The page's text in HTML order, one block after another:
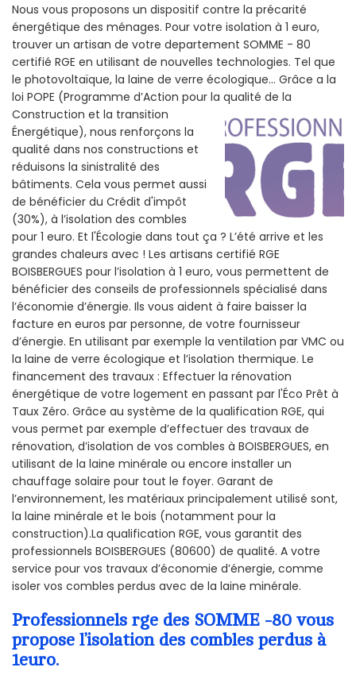
Nous vous proposons un dispositif contre la précarité
énergétique des ménages. Pour votre isolation à 1 euro,
trouver un artisan de votre departement SOMME - 80
certifié RGE en utilisant de nouvelles technologies. Tel que
le photovoltaïque, la laine de verre écologique... Grâce a la
loi POPE (Programme d’Action pour la qualité de la
Construction et la transition
Énergétique), nous renforçons la
qualité dans nos constructions et
réduisons la sinistralité des
bâtiments. Cela vous permet aussi
de bénéficier du Crédit d'impôt
(30%), à l’isolation des combles
pour 1 euro. Et l'Écologie dans tout ça ? L’été arrive et les
grandes chaleurs avec ! Les artisans certifié RGE
BOISBERGUES pour l’isolation à 1 euro, vous permettent de
bénéficier des conseils de professionnels spécialisé dans
l’économie d’énergie. Ils vous aident à faire baisser la
facture en euros par personne, de votre fournisseur
d’énergie. En utilisant par exemple la ventilation par VMC ou
la laine de verre écologique et l’isolation thermique. Le
financement des travaux : Effectuer la rénovation
énergétique de votre logement en passant par l'Éco Prêt à
Taux Zéro. Grâce au système de la qualification RGE, qui
vous permet par exemple d’effectuer des travaux de
rénovation, d’isolation de vos combles à BOISBERGUES, en
utilisant de la laine minérale ou encore installer un
chauffage solaire pour tout le foyer. Garant de
l’environnement, les matériaux principalement utilisé sont,
la laine minérale et le bois (notamment pour la
construction).La qualification RGE, vous garantit des
professionnels BOISBERGUES (80600) de qualité. A votre
service pour vos travaux d’économie d’énergie, comme
isoler vos combles perdus avec de la laine minérale.
Professionnels rge des SOMME -80 vous
propose l’isolation des combles perdus à
1euro.